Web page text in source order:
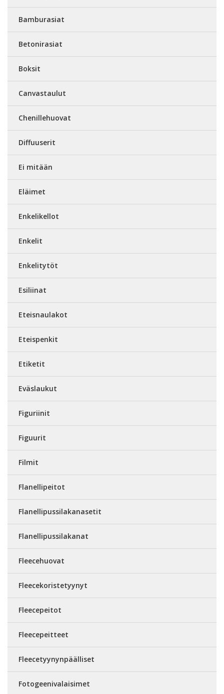
Bamburasiat
Betonirasiat
Boksit
Canvastaulut
Chenillehuovat
Diffuuserit
Ei mitään
Eläimet
Enkelikellot
Enkelit
Enkelitytöt
Esiliinat
Eteisnaulakot
Eteispenkit
Etiketit
Eväslaukut
Figuriinit
Figuurit
Filmit
Flanellipeitot
Flanellipussilakanasetit
Flanellipussilakanat
Fleecehuovat
Fleecekoristetyynyt
Fleecepeitot
Fleecepeitteet
Fleecetyynynpäälliset
Fotogeenivalaisimet